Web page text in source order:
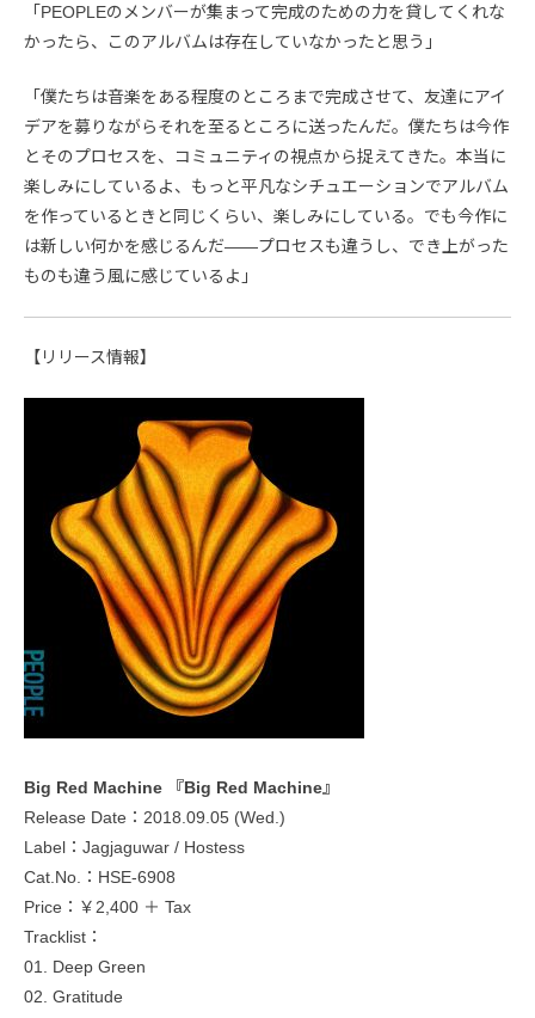
「PEOPLEのメンバーが集まって完成のための力を貸してくれな
かったら、このアルバムは存在していなかったと思う」
「僕たちは音楽をある程度のところまで完成させて、友達にアイ
デアを募りながらそれを至るところに送ったんだ。僕たちは今作
とそのプロセスを、コミュニティの視点から捉えてきた。本当に
楽しみにしているよ、もっと平凡なシチュエーションでアルバム
を作っているときと同じくらい、楽しみにしている。でも今作に
は新しい何かを感じるんだ――プロセスも違うし、でき上がった
ものも違う風に感じているよ」
【リリース情報】
Big Red Machine 『Big Red Machine』
Release Date：2018.09.05 (Wed.)
Label：Jagjaguwar / Hostess
Cat.No.：HSE-6908
Price：￥2,400 ＋ Tax
Tracklist：
01. Deep Green
02. Gratitude